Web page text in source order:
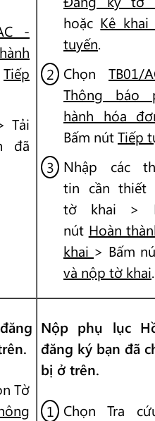
-
Tiếp
Tải
đã
hoặc Kê khai
tuyến.
Chọn TB01/
Thông báo
hành hóa
Bấm nútTiếp
Nhập các
tin cần thiết
tờ khai >
nút Hoàn
khai > Bấm
và nộp tờ khai.
Tờ
Nộp phụ lục
đăng ký bạn đã
bị ở trên.
Chọn Tra